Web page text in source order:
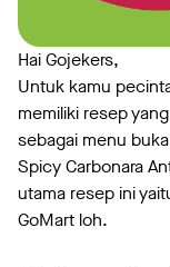
Hai Gojekers,
Untuk kamu
memiliki resep
sebagai menu
Spicy Carbonara
utama resep ini
GoMart loh.